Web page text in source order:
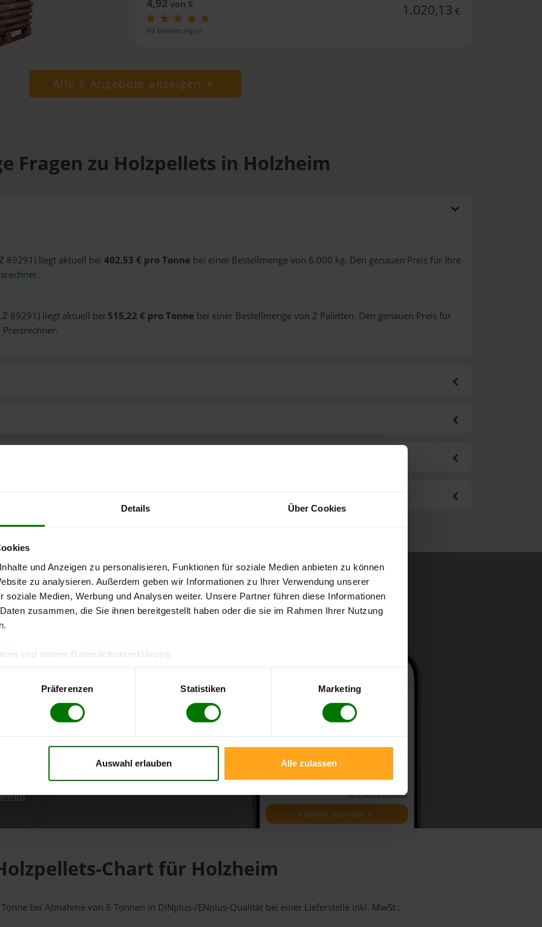
Details Über Cookies
und Anzeigen zu personalisieren, Funktionen für soziale Medien anbieten zu können
zu analysieren. Außerdem geben wir Informationen zu Ihrer Verwendung unserer
soziale Medien, Werbung und Analysen weiter. Unsere Partner führen diese Informationen
zusammen, die Sie ihnen bereitgestellt haben oder die sie im Rahmen Ihrer Nutzung
und unsere Datenschutzerklärung
Präferenzen Statistiken Marketing
Auswahl erlauben Alle zulassen
von 5
49 Bewertungen
1.020,13 €
Alle 6 Angebote anzeigen
Fragen zu Holzpellets in Holzheim
89291) liegt aktuell bei 402,53 € pro Tonne bei einer Bestellmenge von 6.000 kg. Den genauen Preis für Ihre
.
89291) liegt aktuell bei 515,22 € pro Tonne bei einer Bestellmenge von 2 Paletten. Den genauen Preis für
Preisrechner.
kostenlose
direkt online bestellen
aktuellen Stand
Chart für Holzheim
bei Abnahmevon 6 Tonnen in DINplus-/ENplus-Qualität bei einer Lieferstelle inkl. MwSt.: